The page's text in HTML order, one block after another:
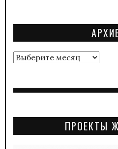
Архивы
ПРОЕКТЫ